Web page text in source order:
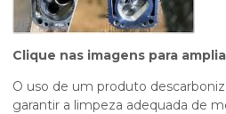
Clique nas imagens para
O uso de um produto
garantir a limpeza adequada de